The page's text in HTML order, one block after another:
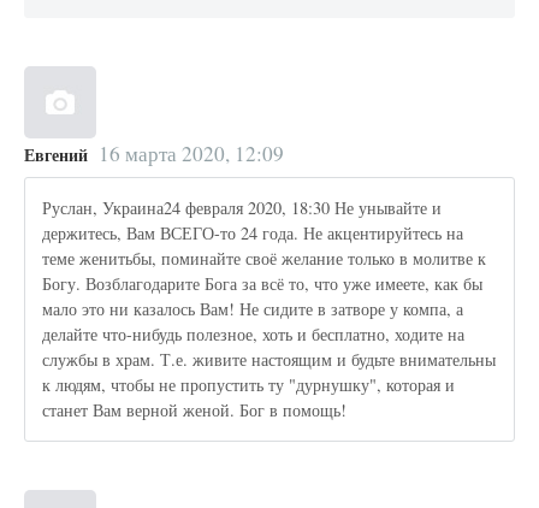
Евгений 16 марта 2020, 12:09
Руслан, Украина24 февраля 2020, 18:30 Не унывайте и
держитесь, Вам ВСЕГО-то 24 года. Не акцентируйтесь на
теме женитьбы, поминайте своё желание только в молитве к
Богу. Возблагодарите Бога за всё то, что уже имеете, как бы
мало это ни казалось Вам! Не сидите в затворе у компа, а
делайте что-нибудь полезное, хоть и бесплатно, ходите на
службы в храм. Т.е. живите настоящим и будьте внимательны
к людям, чтобы не пропустить ту "дурнушку", которая и
станет Вам верной женой. Бог в помощь!